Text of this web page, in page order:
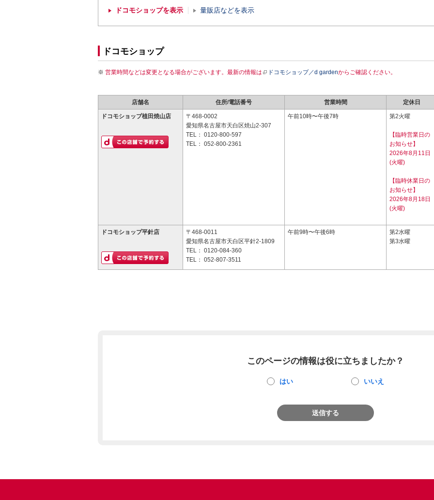
ドコモショップを表示 量販店などを表示
ドコモショップ
営業時間などは変更となる場合がございます。最新の情報は ドコモショップ／d gardenからご確認ください。
店舗名 住所/電話番号 営業時間 定休日
ドコモショップ植田焼山店
〒468-0002
愛知県名古屋市天白区焼山2-307
TEL： 0120-800-597
TEL： 052-800-2361
午前10時〜午後7時 第2火曜
【臨時営業日の
お知らせ】
2026年8月11日
(火曜)
【臨時休業日の
お知らせ】
2026年8月18日
(火曜)
ドコモショップ平針店
〒468-0011
愛知県名古屋市天白区平針2-1809
TEL： 0120-084-360
TEL： 052-807-3511
午前9時〜午後6時
第2水曜
第3水曜
このページの情報は役に立ちましたか？
はい いいえ
送信する